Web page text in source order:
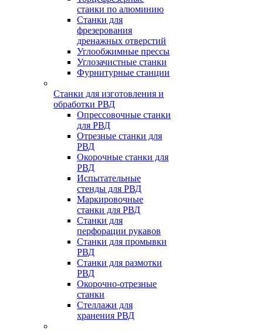
станки по алюминию
Станки для
фрезерования
дренажных отверстий
Углообжимные прессы
Углозачистные станки
Фурнитурные станции
Станки для изготовления и
обработки РВД
Опрессовочные станки
для РВД
Отрезные станки для
РВД
Окорочные станки для
РВД
Испытательные
стенды для РВД
Маркировочные
станки для РВД
Станки для
перфорации рукавов
Станки для промывки
РВД
Станки для размотки
РВД
Окорочно-отрезные
станки
Стеллажи для
хранения РВД